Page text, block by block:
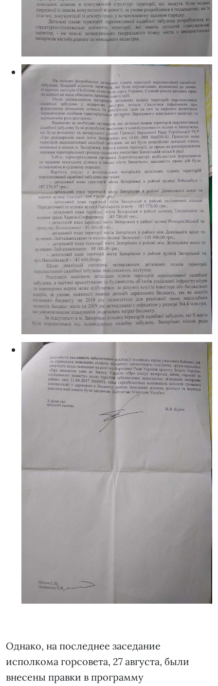
Однако, на последнее заседание
исполкома горсовета, 27 августа, были
внесены правки в программу